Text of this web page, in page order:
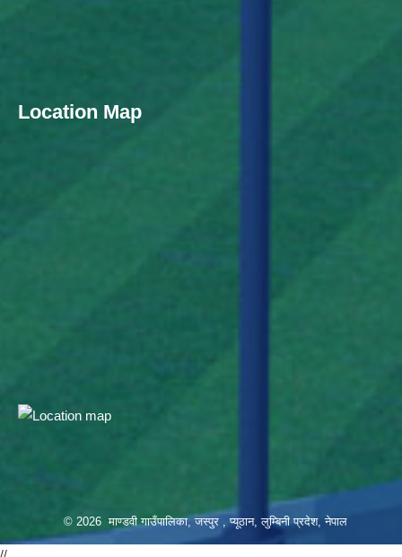
Location Map
© 2026 माण्डवी गाउँपालिका, जस्पुर , प्यूठान, लुम्बिनी प्रदेश, नेपाल